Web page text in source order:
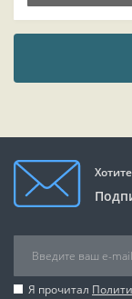
Я прочитал